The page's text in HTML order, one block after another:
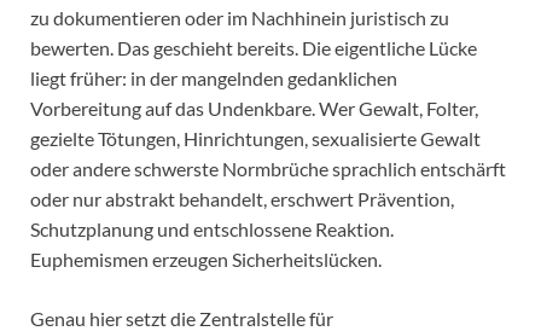
zu dokumentieren oder im Nachhinein juristisch zu
bewerten. Das geschieht bereits. Die eigentliche Lücke
liegt früher: in der mangelnden gedanklichen
Vorbereitung auf das Undenkbare. Wer Gewalt, Folter,
gezielte Tötungen, Hinrichtungen, sexualisierte Gewalt
oder andere schwerste Normbrüche sprachlich entschärft
oder nur abstrakt behandelt, erschwert Prävention,
Schutzplanung und entschlossene Reaktion.
Euphemismen erzeugen Sicherheitslücken.
Genau hier setzt die Zentralstelle für